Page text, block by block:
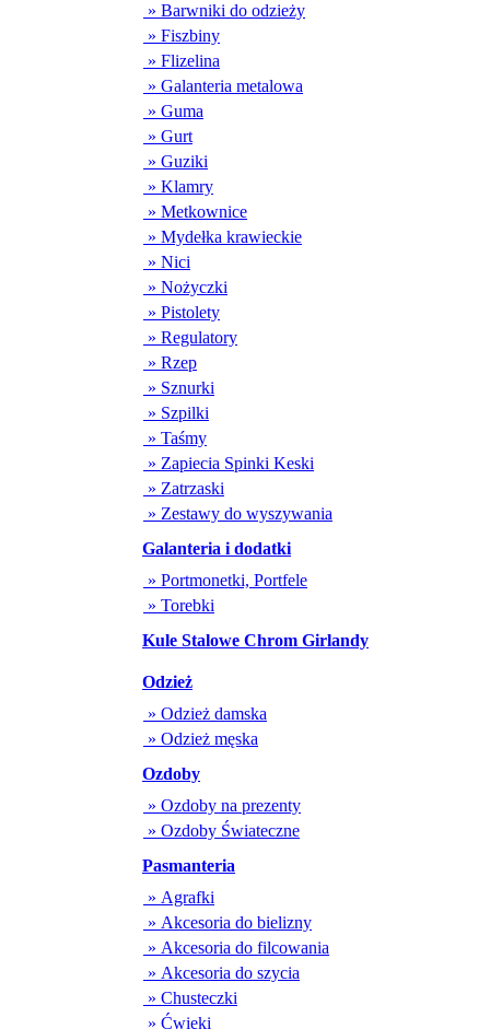
» Barwniki do odzieży
» Fiszbiny
» Flizelina
» Galanteria metalowa
» Guma
» Gurt
» Guziki
» Klamry
» Metkownice
» Mydełka krawieckie
» Nici
» Nożyczki
» Pistolety
» Regulatory
» Rzep
» Sznurki
» Szpilki
» Taśmy
» Zapiecia Spinki Keski
» Zatrzaski
» Zestawy do wyszywania
Galanteria i dodatki
» Portmonetki, Portfele
» Torebki
Kule Stalowe Chrom Girlandy
Odzież
» Odzież damska
» Odzież męska
Ozdoby
» Ozdoby na prezenty
» Ozdoby Świateczne
Pasmanteria
» Agrafki
» Akcesoria do bielizny
» Akcesoria do filcowania
» Akcesoria do szycia
» Chusteczki
» Ćwieki